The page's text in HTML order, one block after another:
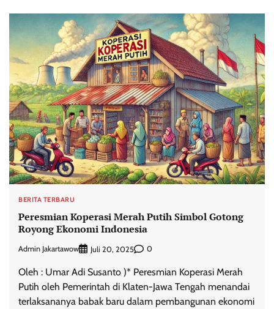
BERITA TERBARU
Peresmian Koperasi Merah Putih Simbol Gotong
Royong Ekonomi Indonesia
Admin Jakartawow Juli 20, 2025 0
Oleh : Umar Adi Susanto )* Peresmian Koperasi Merah
Putih oleh Pemerintah di Klaten-Jawa Tengah menandai
terlaksananya babak baru dalam pembangunan ekonomi